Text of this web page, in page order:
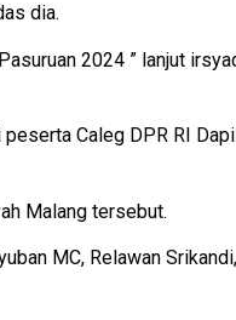
dia.
2024 ” lanjut
Caleg DPR RI
Malang tersebut.
MC, Relawan